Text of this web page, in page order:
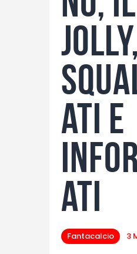
jolly,
ati e
ati
Fantacalcio 3